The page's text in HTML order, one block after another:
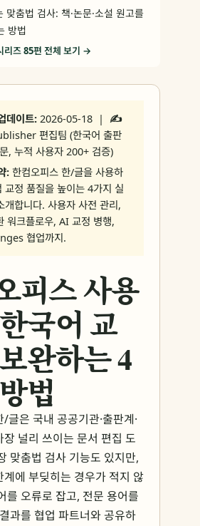
춤법 검사: 책·논문·소설 원고를
방법
즈 85편 전체 보기 →
데이트:2026-05-18 | ✍️
편집팀 (한국어 출판
, 누적 사용자 200+ 검증)
: 한컴오피스 한/글을 사용하
교정 품질을 높이는 4가지 실
개합니다. 사용자 사전 관리,
워크플로우, AI 교정 병행,
협업까지.
피스 사용
국어 교
완하는 4
법
글은 국내 공공기관·출판계·
널리 쓰이는 문서 편집 도
맞춤법 검사 기능도 있지만,
계에 부딪히는 경우가 적지 않
를 오류로 잡고, 전문 용어를
과를 협업 파트너와 공유하